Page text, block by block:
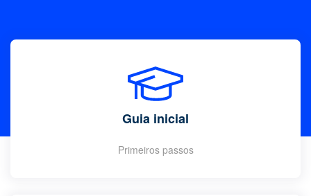
Guia inicial
Primeiros passos